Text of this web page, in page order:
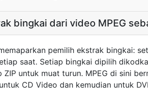
bingkai dari video MPEG
pemilih ekstrak bingkai:
saat. Setiap bingkai dipilih
untuk muat turun. MPEG di sini
CD Video dan kemudian untuk